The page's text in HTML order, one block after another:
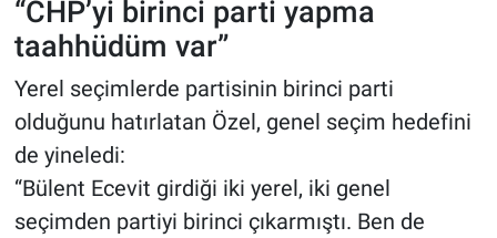
“CHP’yi birinci parti yapma
taahhüdüm var”
Yerel seçimlerde partisinin birinci parti
olduğunu hatırlatan Özel, genel seçim hedefini
de yineledi:
“Bülent Ecevit girdiği iki yerel, iki genel
seçimden partiyi birinci çıkarmıştı. Ben de